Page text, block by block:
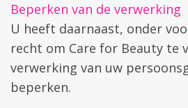
Beperken van de verwerking
U heeft daarnaast, onder
recht om Care for Beauty te
verwerking van uw
beperken.